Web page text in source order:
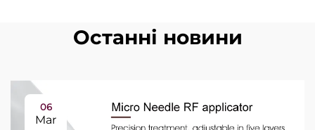
Останні новини
06
Mar